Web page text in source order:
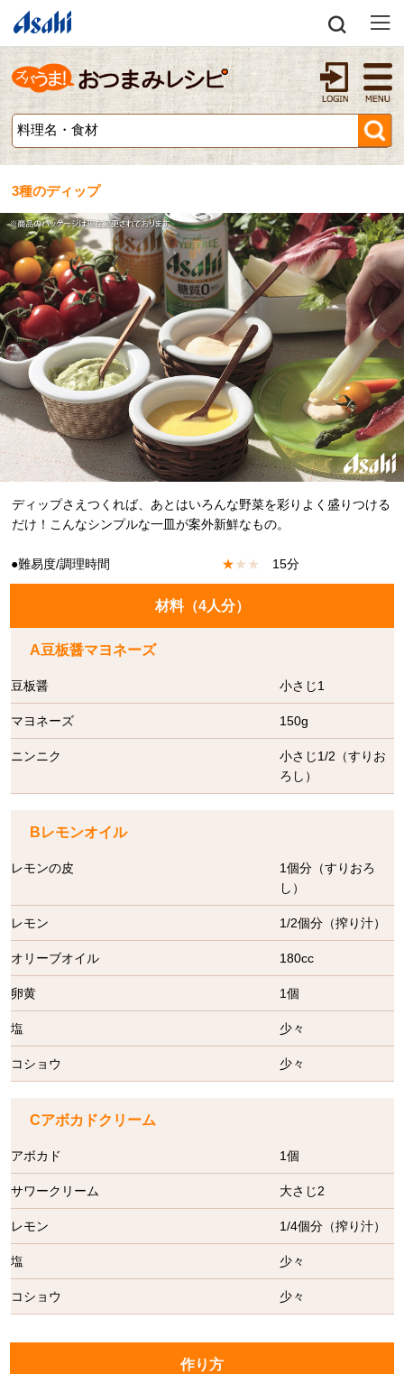
3種のディップ
ディップさえつくれば、あとはいろんな野菜を彩りよく盛りつける
だけ！こんなシンプルな一皿が案外新鮮なもの。
●難易度/調理時間 ★★ ★ 15分
材料（4人分）
A豆板醤マヨネーズ
豆板醤 小さじ1
マヨネーズ 150g
ニンニク
小さじ1/2（すりお
ろし）
Bレモンオイル
レモンの皮
1個分（すりおろ
し）
レモン 1/2個分（搾り汁）
オリーブオイル 180cc
卵黄 1個
塩 少々
コショウ 少々
Cアボカドクリーム
アボカド 1個
サワークリーム 大さじ2
レモン 1/4個分（搾り汁）
塩 少々
コショウ 少々
作り方